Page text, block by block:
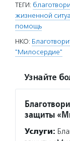
ТЕГИ:
жизненной
помощь
НКО:
"Милосердие"
Узнайте
защиты
Услуги: